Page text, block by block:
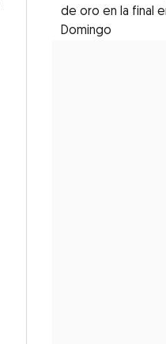
de oro en la final
Domingo